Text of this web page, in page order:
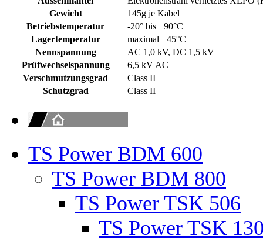
Gewicht
145g je Kabel
Betriebstemperatur
-20° bis +90°C
Lagertemperatur
maximal +45°C
Nennspannung
AC 1,0 kV, DC 1,5 kV
Prüfwechselspannung
6,5 kV AC
Verschmutzungsgrad
Class II
Schutzgrad
Class II
TS Power BDM 600
TS Power BDM 800
TS Power TSK 506
TS Power TSK